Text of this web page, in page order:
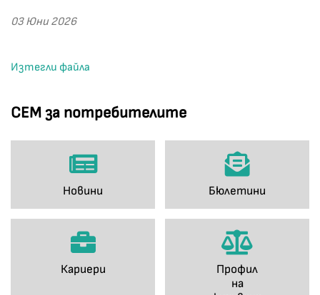
СЕМ за потребителите
Новини Бюлетини
Кариери
Профил
на
03 Юни 2026
Изтегли файла